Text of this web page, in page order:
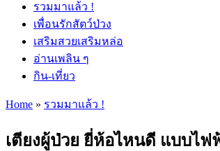
รวมมาแล้ว !
เพื่อนรักสัตว์ป่วง
เสริมสวยเสริมหล่อ
อ่านเพลิน ๆ
กิน-เที่ยว
Home » รวมมาแล้ว !
เตียงผู้ป่วย ยี่ห้อไหนดี แบบไ